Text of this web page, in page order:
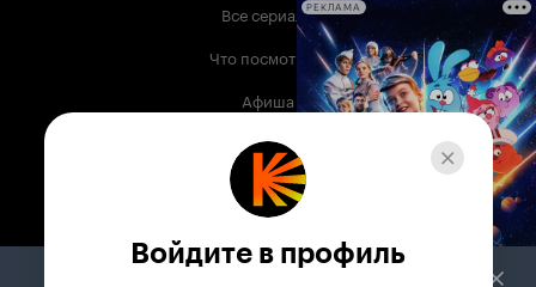
Все сериалы
Что посмотреть
Афиша
Музыка
Телепрограмма
Служба поддержки
РЕКЛАМА
Войдите в профиль